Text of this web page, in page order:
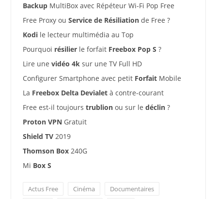
BackupMultiBox avec Répéteur Wi-Fi Pop Free
Free Proxy ou Service de Résiliationde Free ?
Kodile lecteur multimédia au Top
Pourquoi résilierle forfait Freebox Pop S ?
Lire une vidéo 4ksur une TV Full HD
Configurer Smartphone avec petit ForfaitMobile
La Freebox Delta Devialetà contre-courant
Free est-il toujours trublionou sur le déclin?
Proton VPN Gratuit
Shield TV2019
Thomson Box240G
Mi Box S
Actus Free Cinéma Documentaires